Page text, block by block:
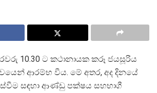
10.30 ට කථානායක කරූ ජයසූරිය
ආරම්භ වීය. මේ අතර, අද දිනයේ
සඳහා ආණ්ඩු පක්ෂය සහභාගී